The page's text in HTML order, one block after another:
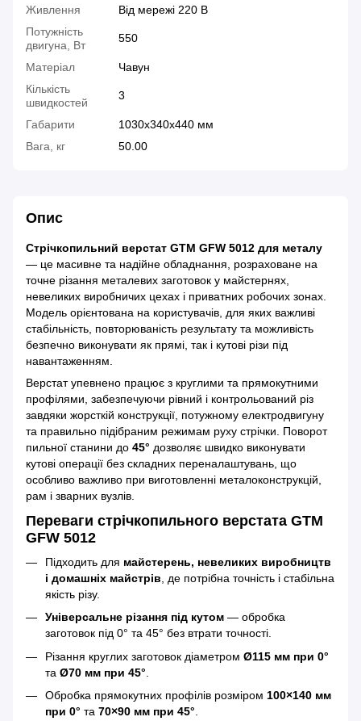
Живлення
Від мережі 220 В
Потужність
двигуна, Вт
550
Матеріал
Чавун
Кількість
швидкостей
3
Габарити
1030x340x440 мм
Вага, кг
50.00
Опис
Стрічкопильний верстат GTM GFW 5012 для металу
— це масивне та надійне обладнання, розраховане на
точне різання металевих заготовок у майстернях,
невеликих виробничих цехах і приватних робочих зонах.
Модель орієнтована на користувачів, для яких важливі
стабільність, повторюваність результату та можливість
безпечно виконувати як прямі, так і кутові різи під
навантаженням.
Верстат упевнено працює з круглими та прямокутними
профілями, забезпечуючи рівний і контрольований різ
завдяки жорсткій конструкції, потужному електродвигуну
та правильно підібраним режимам руху стрічки. Поворот
пильної станини до 45° дозволяє швидко виконувати
кутові операції без складних переналаштувань, що
особливо важливо при виготовленні металоконструкцій,
рам і зварних вузлів.
Переваги стрічкопильного верстата GTM
GFW 5012
Підходить для майстерень, невеликих виробництв
і домашніх майстрів , де потрібна точність і стабільна
якість різу.
Універсальне різання під кутом — обробка
заготовок під 0° та 45° без втрати точності.
Різання круглих заготовок діаметром Ø115 мм при 0°
та Ø70 мм при 45°
Обробка прямокутних профілів розміром 100×140 мм
при 0° та 70×90 мм при 45°